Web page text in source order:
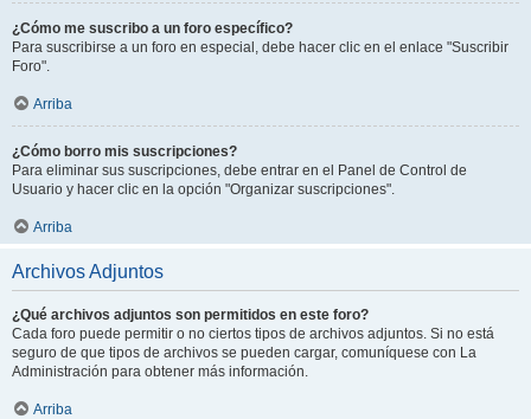
¿Cómo me suscribo a un foro específico?
Para suscribirse a un foro en especial, debe hacer clic en el enlace "Suscribir
Foro".
Arriba
¿Cómo borro mis suscripciones?
Para eliminar sus suscripciones, debe entrar en el Panel de Control de
Usuario y hacer clic en la opción "Organizar suscripciones".
Arriba
Archivos Adjuntos
¿Qué archivos adjuntos son permitidos en este foro?
Cada foro puede permitir o no ciertos tipos de archivos adjuntos. Si no está
seguro de que tipos de archivos se pueden cargar, comuníquese con La
Administración para obtener más información.
Arriba